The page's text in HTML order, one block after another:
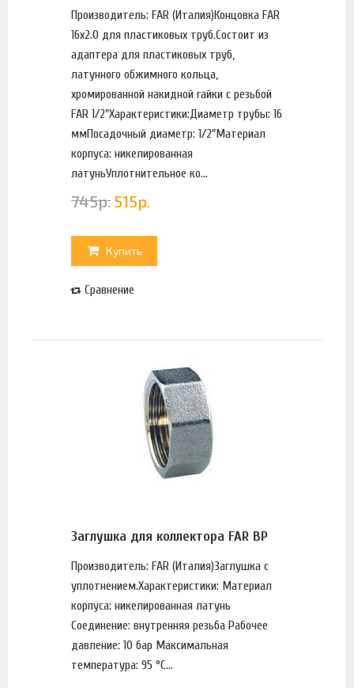
Производитель: FAR (Италия)Концовка FAR
16х2.0 для пластиковых труб.Состоит из
адаптера для пластиковых труб,
латунного обжимного кольца,
хромированной накидной гайки с резьбой
FAR 1/2"Характеристики:Диаметр трубы: 16
ммПосадочный диаметр: 1/2"Материал
корпуса: никелированная
латуньУплотнительное ко...
745р. 515р.
Купить
Сравнение
Заглушка для коллектора FAR ВР
Производитель: FAR (Италия)Заглушка с
уплотнением.Характеристики: Материал
корпуса: никелированная латунь
Соединение: внутренняя резьба Рабочее
давление: 10 бар Максимальная
температура: 95 °С...